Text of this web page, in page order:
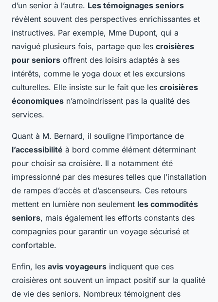
d’un senior à l’autre. Les témoignages seniors
révèlent souvent des perspectives enrichissantes et
instructives. Par exemple, Mme Dupont, qui a
navigué plusieurs fois, partage que les croisières
pour seniors offrent des loisirs adaptés à ses
intérêts, comme le yoga doux et les excursions
culturelles. Elle insiste sur le fait que les croisières
économiques n’amoindrissent pas la qualité des
services.
Quant à M. Bernard, il souligne l’importance de
l’accessibilité à bord comme élément déterminant
pour choisir sa croisière. Il a notamment été
impressionné par des mesures telles que l’installation
de rampes d’accès et d’ascenseurs. Ces retours
mettent en lumière non seulement les commodités
seniors, mais également les efforts constants des
compagnies pour garantir un voyage sécurisé et
confortable.
Enfin, les avis voyageurs indiquent que ces
croisières ont souvent un impact positif sur la qualité
de vie des seniors. Nombreux témoignent des